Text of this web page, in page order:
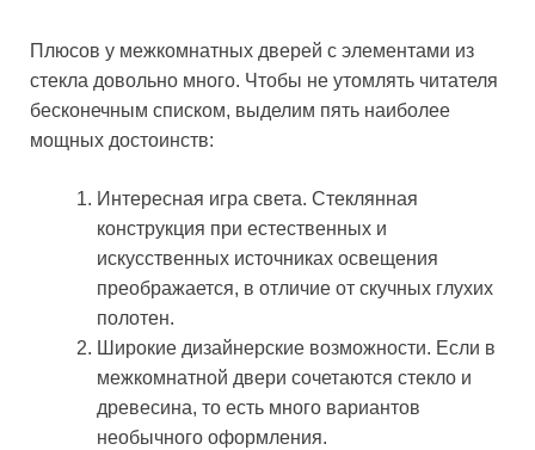
Плюсов у межкомнатных дверей с элементами из
стекла довольно много. Чтобы не утомлять читателя
бесконечным списком, выделим пять наиболее
мощных достоинств:
Интересная игра света. Стеклянная
конструкция при естественных и
искусственных источниках освещения
преображается, в отличие от скучных глухих
полотен.
Широкие дизайнерские возможности. Если в
межкомнатной двери сочетаются стекло и
древесина, то есть много вариантов
необычного оформления.